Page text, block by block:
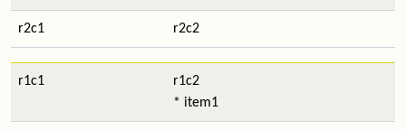
r2c1 r2c2
r1c1
r1c2
* item1